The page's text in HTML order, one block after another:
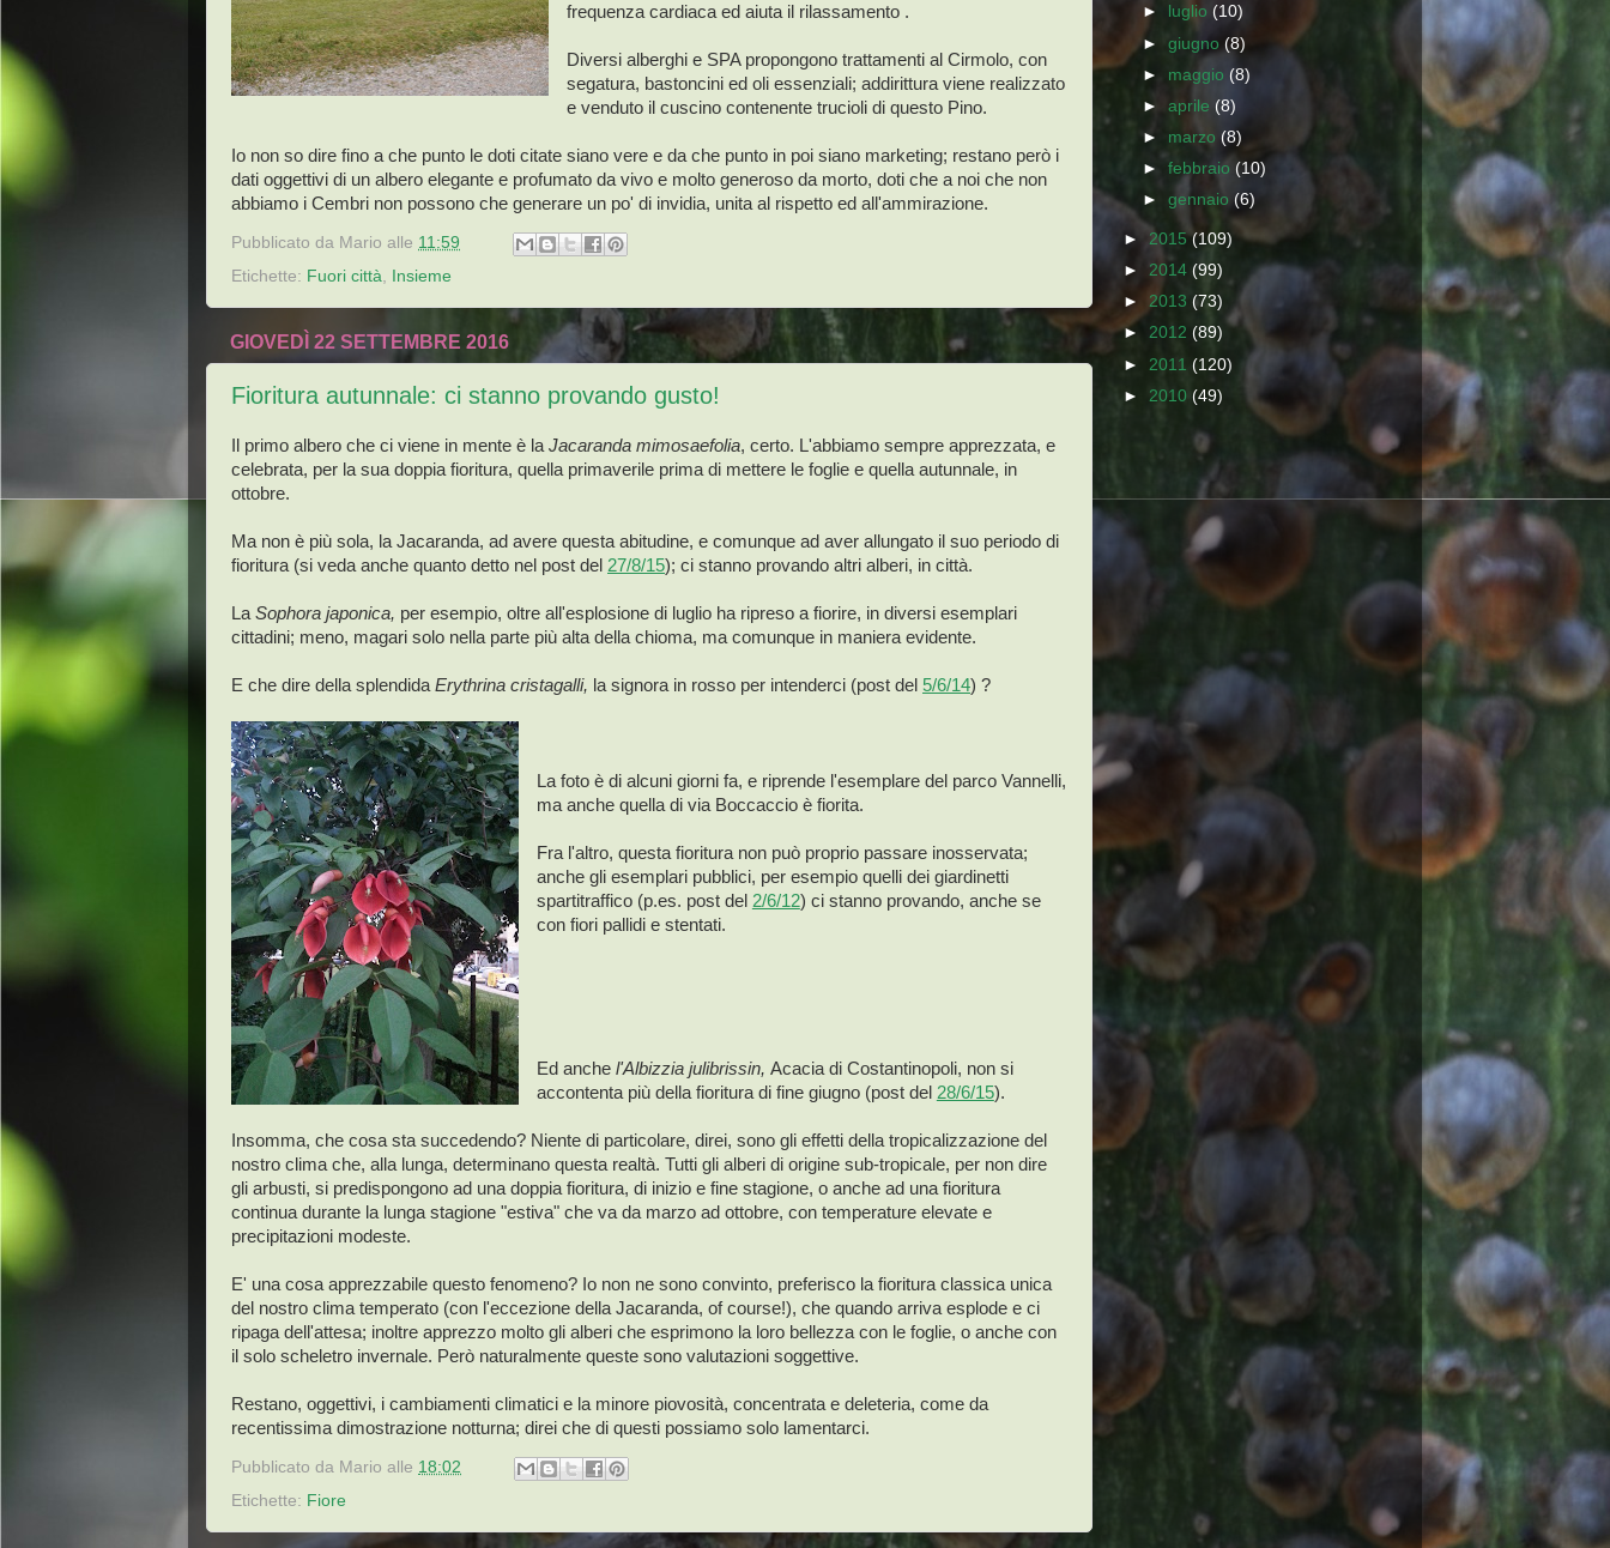
frequenza cardiaca ed aiuta il rilassamento .
Diversi alberghi e SPA propongono trattamenti al Cirmolo, con
segatura, bastoncini ed oli essenziali; addirittura viene realizzato
e venduto il cuscino contenente trucioli di questo Pino.
Io non so dire fino a che punto le doti citate siano vere e da che punto in poi siano marketing; restano però i
dati oggettivi di un albero elegante e profumato da vivo e molto generoso da morto, doti che a noi che non
abbiamo i Cembri non possono che generare un po' di invidia, unita al rispetto ed all'ammirazione.
Pubblicato da Mario alle 11:59
Etichette: Fuori città Insieme
GIOVEDÌ 22 SETTEMBRE 2016
Fioritura autunnale: ci stanno provando gusto!
Il primo albero che ci viene in mente è la Jacaranda mimosaefolia, certo. L'abbiamo sempre apprezzata, e
celebrata, per la sua doppia fioritura, quella primaverile prima di mettere le foglie e quella autunnale, in
ottobre.
Ma non è più sola, la Jacaranda, ad avere questa abitudine, e comunque ad aver allungato il suo periodo di
fioritura (si veda anche quanto detto nel post del 27/8/15); ci stanno provando altri alberi, in città.
La Sophora japonica, per esempio, oltre all'esplosione di luglio ha ripreso a fiorire, in diversi esemplari
cittadini; meno, magari solo nella parte più alta della chioma, ma comunque in maniera evidente.
E che dire della splendida Erythrina cristagalli, la signora in rosso per intenderci (post del 5/6/14) ?
La foto è di alcuni giorni fa, e riprende l'esemplare del parco Vannelli,
ma anche quella di via Boccaccio è fiorita.
Fra l'altro, questa fioritura non può proprio passare inosservata;
anche gli esemplari pubblici, per esempio quelli dei giardinetti
spartitraffico (p.es. post del 2/6/12) ci stanno provando, anche se
con fiori pallidi e stentati.
Ed anche l'Albizzia julibrissin, Acacia di Costantinopoli, non si
accontenta più della fioritura di fine giugno (post del 28/6/15).
Insomma, che cosa sta succedendo? Niente di particolare, direi, sono gli effetti della tropicalizzazione del
nostro clima che, alla lunga, determinano questa realtà. Tutti gli alberi di origine sub-tropicale, per non dire
gli arbusti, si predispongono ad una doppia fioritura, di inizio e fine stagione, o anche ad una fioritura
continua durante la lunga stagione "estiva" che va da marzo ad ottobre, con temperature elevate e
precipitazioni modeste.
E' una cosa apprezzabile questo fenomeno? Io non ne sono convinto, preferisco la fioritura classica unica
del nostro clima temperato (con l'eccezione della Jacaranda, of course!), che quando arriva esplode e ci
ripaga dell'attesa; inoltre apprezzo molto gli alberi che esprimono la loro bellezza con le foglie, o anche con
il solo scheletro invernale. Però naturalmente queste sono valutazioni soggettive.
Restano, oggettivi, i cambiamenti climatici e la minore piovosità, concentrata e deleteria, come da
recentissima dimostrazione notturna; direi che di questi possiamo solo lamentarci.
Pubblicato da Mario alle 18:02
Etichette: Fiore
►
luglio (10)
►giugno(8)
► maggio (8)
►aprile(8)
► marzo(8)
►febbraio(10)
►gennaio(6)
► 2015(109)
► 2014 (99)
► 2013 (73)
► 2012 (89)
► 2011 (120)
► 2010 (49)